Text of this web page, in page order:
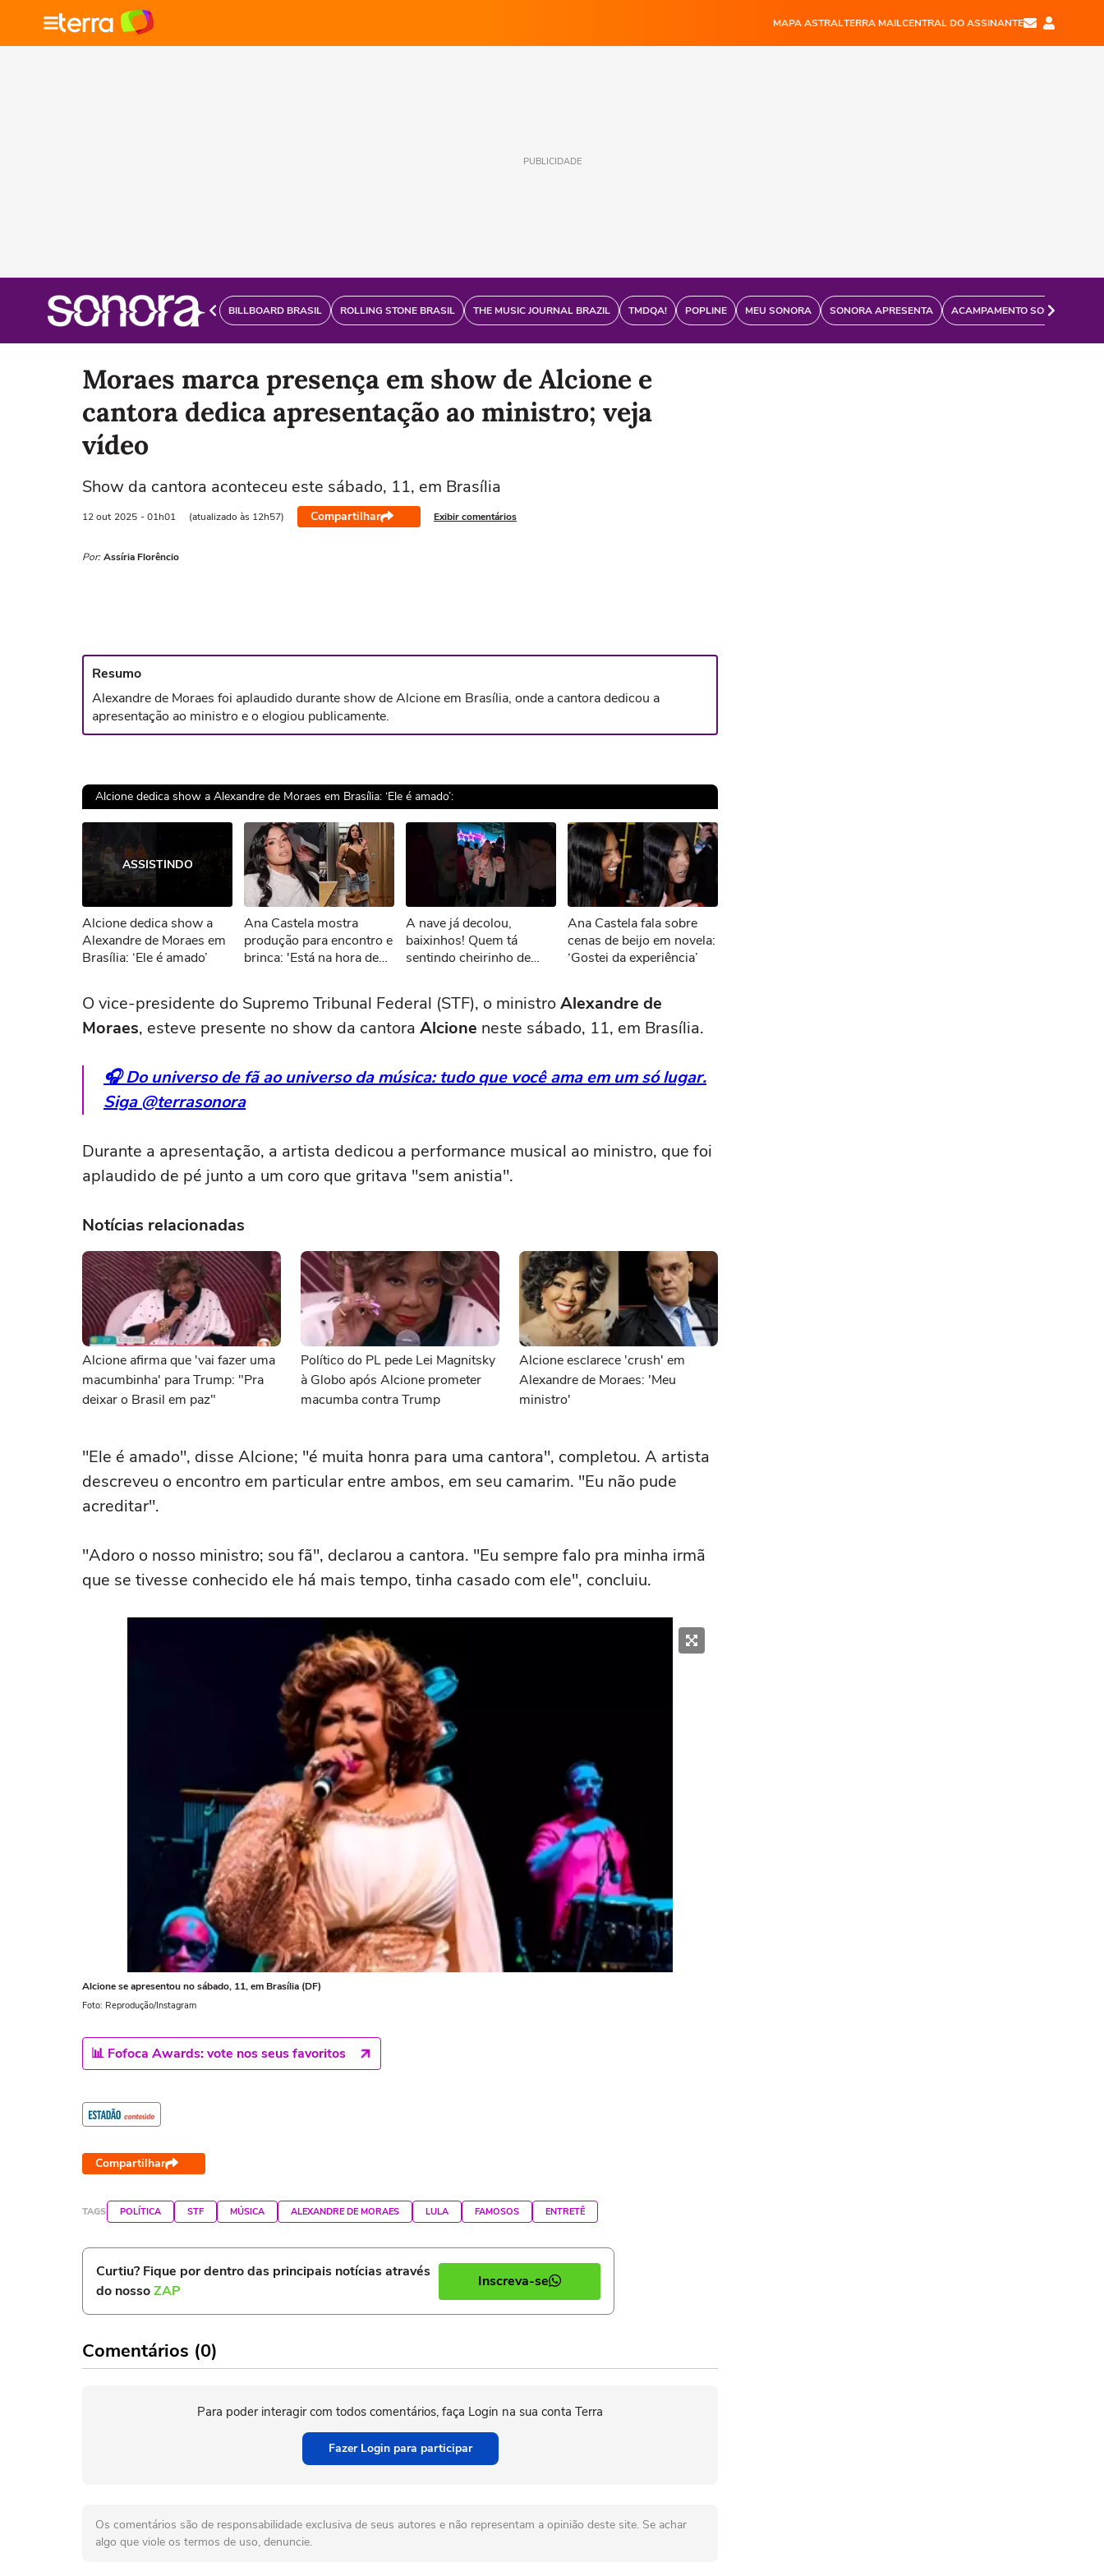
MAPA ASTRALTERRA MAILCENTRAL DO ASSINANTE
PUBLICIDADE
BILLBOARD BRASIL ROLLING STONE BRASIL THE MUSIC JOURNAL BRAZIL TMDQA! POPLINE MEU SONORA SONORA APRESENTA ACAMPAMENTO SONORA
Moraes marca presença em show de Alcione e
cantora dedica apresentação ao ministro; veja
vídeo
Show da cantora aconteceu este sábado, 11, em Brasília
12 out 2025 - 01h01 (atualizado às 12h57) Compartilhar Exibir comentários
Por: Assíria Florêncio
Resumo
Alexandre de Moraes foi aplaudido durante show de Alcione em Brasília, onde a cantora dedicou a
apresentação ao ministro e o elogiou publicamente.
Alcione dedica show a Alexandre de Moraes em Brasília: ‘Ele é amado’:
Ops!
Não foi possível reproduzir o vídeo
Tentar novamente
ASSISTINDO
Alcione dedica show a
Alexandre de Moraes em
Brasília: ‘Ele é amado’
Ana Castela mostra
produção para encontro e
brinca: 'Está na hora de
A nave já decolou,
baixinhos! Quem tá
sentindo cheirinho de
#Sonoranapista
Ana Castela fala sobre
cenas de beijo em novela:
‘Gostei da experiência’
O vice-presidente do Supremo Tribunal Federal (STF), o ministroAlexandre de
Moraes, esteve presente no show da cantora Alcione neste sábado, 11, em Brasília.
🎧 Do universo de fã ao universo da música: tudo que você ama em um só lugar.
Siga @terrasonora
Durante a apresentação, a artista dedicou a performance musical ao ministro, que foi
aplaudido de pé junto a um coro que gritava "sem anistia".
Notícias relacionadas
Alcione afirma que 'vai fazer uma
macumbinha' para Trump: "Pra
deixar o Brasil em paz"
Político do PL pede Lei Magnitsky
à Globo após Alcione prometer
macumba contra Trump
Alcione esclarece 'crush' em
Alexandre de Moraes: 'Meu
ministro'
"Ele é amado", disse Alcione; "é muita honra para uma cantora", completou. A artista
descreveu o encontro em particular entre ambos, em seu camarim. "Eu não pude
acreditar".
"Adoro o nosso ministro; sou fã", declarou a cantora. "Eu sempre falo pra minha irmã
que se tivesse conhecido ele há mais tempo, tinha casado com ele", concluiu.
Alcione se apresentou no sábado, 11, em Brasília (DF)
Foto: Reprodução/Instagram
📊 Fofoca Awards: vote nos seus favoritos
Compartilhar
TAGS POLÍTICA STF MÚSICA ALEXANDRE DE MORAES LULA FAMOSOS ENTRETÊ
Curtiu? Fique por dentro das principais notícias através
do nossoZAP
Inscreva-se
Comentários (0)
Para poder interagir com todos comentários, faça Login na sua conta Terra
Fazer Login para participar
Os comentários são de responsabilidade exclusiva de seus autores e não representam a opinião deste site. Se achar
algo que viole os termos de uso, denuncie.